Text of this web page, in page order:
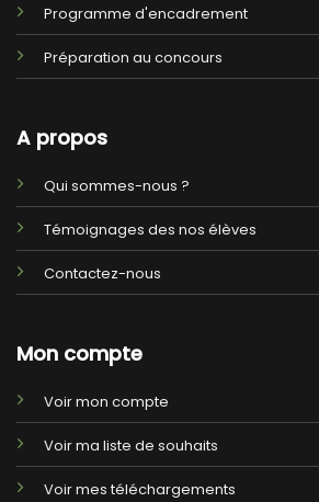
Programme d'encadrement
Préparation au concours
A propos
Qui sommes-nous ?
Témoignages des nos élèves
Contactez-nous
Mon compte
Voir mon compte
Voir ma liste de souhaits
Voir mes téléchargements